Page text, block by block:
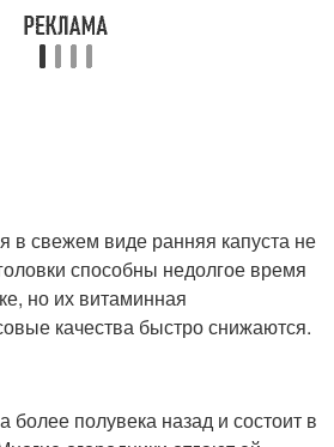
в свежем виде ранняя капуста не
способны недолгое время
но их витаминная
качества быстро снижаются.
более полувека назад и состоит в